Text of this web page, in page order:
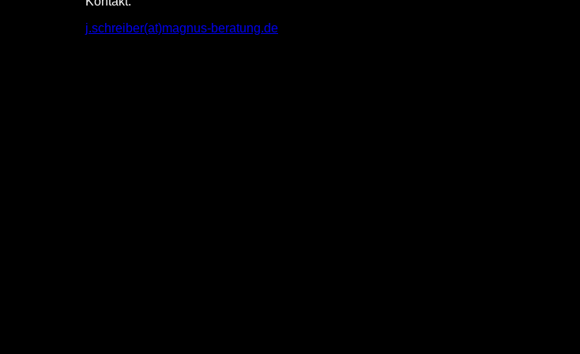
j.schreiber(at)magnus-beratung.de